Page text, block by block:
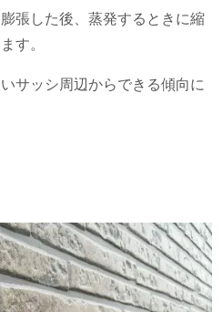
張した後、蒸発するときに縮
す。
サッシ周辺からできる傾向に